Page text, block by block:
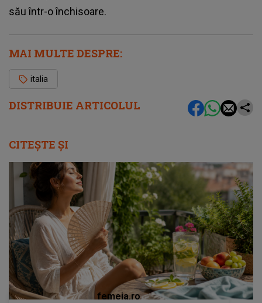
DISTRIBUIE ARTICOLUL
său într-o închisoare.
MAI MULTE DESPRE:
italia
CITEȘTE ȘI
femeia.ro